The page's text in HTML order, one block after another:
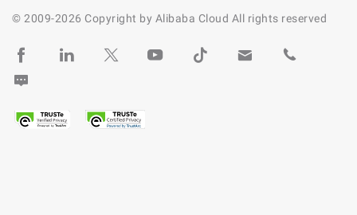
© 2009-2026 Copyright by Alibaba Cloud All rights reserved